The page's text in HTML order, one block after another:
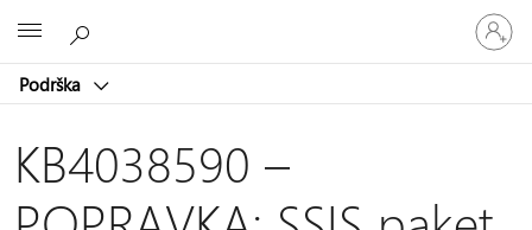
Podrška
Prijavite
se
na
KB4038590 –